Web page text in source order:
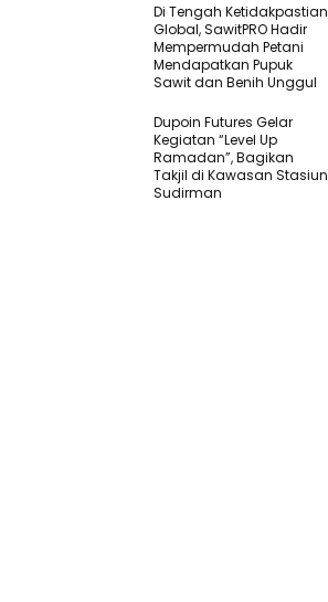
Di Tengah Ketidakpastian
Global, SawitPRO Hadir
Mempermudah Petani
Mendapatkan Pupuk
Sawit dan Benih Unggul
Dupoin Futures Gelar
Kegiatan “Level Up
Ramadan”, Bagikan
Takjil di Kawasan Stasiun
Sudirman